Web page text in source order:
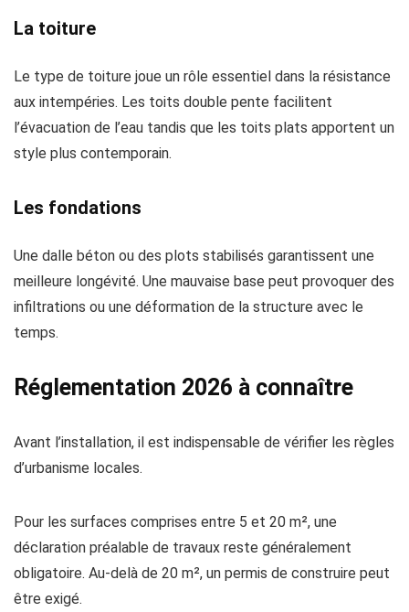
La toiture
Le type de toiture joue un rôle essentiel dans la résistance
aux intempéries. Les toits double pente facilitent
l’évacuation de l’eau tandis que les toits plats apportent un
style plus contemporain.
Les fondations
Une dalle béton ou des plots stabilisés garantissent une
meilleure longévité. Une mauvaise base peut provoquer des
infiltrations ou une déformation de la structure avec le
temps.
Réglementation 2026 à connaître
Avant l’installation, il est indispensable de vérifier les règles
d’urbanisme locales.
Pour les surfaces comprises entre 5 et 20 m², une
déclaration préalable de travaux reste généralement
obligatoire. Au-delà de 20 m², un permis de construire peut
être exigé.